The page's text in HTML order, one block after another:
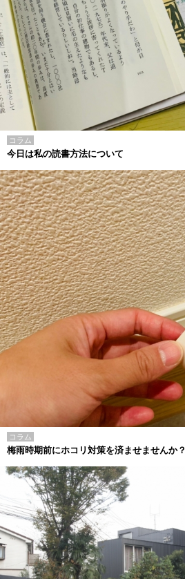
コラム
今日は私の読書方法について
コラム
梅雨時期前にホコリ対策を済ませませんか？